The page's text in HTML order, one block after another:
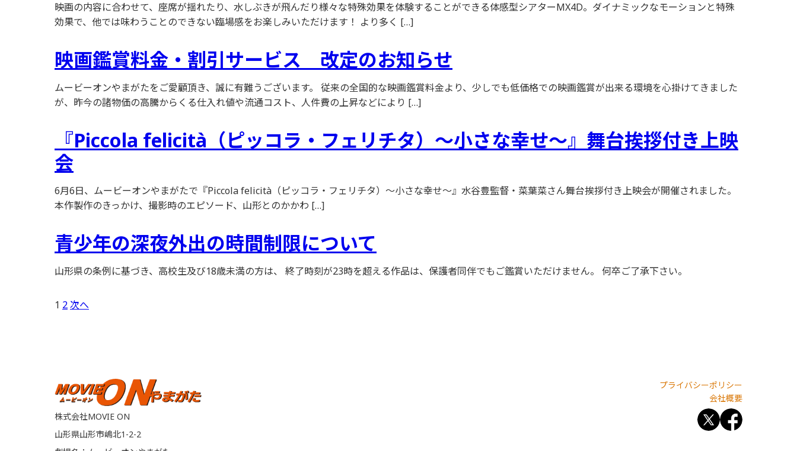
映画の内容に合わせて、座席が揺れたり、水しぶきが飛んだり様々な特殊効果を体験することができる体感型シアターMX4D。ダイナミックなモーションと特殊
効果で、他では味わうことのできない臨場感をお楽しみいただけます！ より多く […]
映画鑑賞料金・割引サービス 改定のお知らせ
ムービーオンやまがたをご愛顧頂き、誠に有難うございます。 従来の全国的な映画鑑賞料金より、少しでも低価格での映画鑑賞が出来る環境を心掛けてきました
が、昨今の諸物価の高騰からくる仕入れ値や流通コスト、人件費の上昇などにより […]
『Piccola felicità（ピッコラ・フェリチタ）〜小さな幸せ〜』舞台挨拶付き上映
会
6月6日、ムービーオンやまがたで『Piccola felicità（ピッコラ・フェリチタ）〜小さな幸せ〜』水谷豊監督・菜葉菜さん舞台挨拶付き上映会が開催されました。
本作製作のきっかけ、撮影時のエピソード、山形とのかかわ […]
青少年の深夜外出の時間制限について
山形県の条例に基づき、高校生及び18歳未満の方は、 終了時刻が23時を超える作品は、保護者同伴でもご鑑賞いただけません。 何卒ご了承下さい。
投
ー
ジ
送
1 2次へ
株式会社MOVIE ON
山形県山形市嶋北1-2-2
プライバシーポリシー
会社概要